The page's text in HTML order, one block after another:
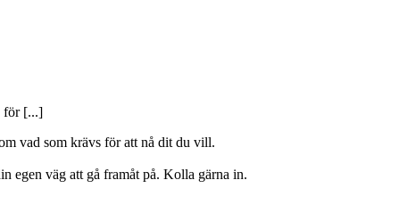
för [...]
vad som krävs för att nå dit du vill.
egen väg att gå framåt på. Kolla gärna in.